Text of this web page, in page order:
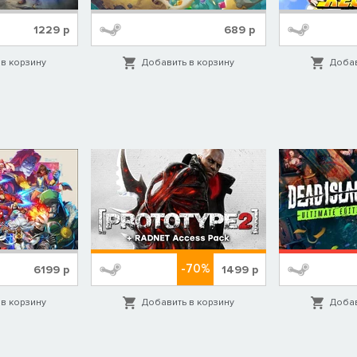
их силу в могущественные тленные действия.
1229 р
корзину
689 р
Добавить в корзину
6199 р
корзину
-70% 1499р
Добавить в корзину